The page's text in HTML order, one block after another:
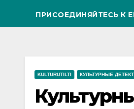
ПРИСОЕДИНЯЙТЕСЬ К
KULTURUTILTI КУЛЬТУРНЫЕ